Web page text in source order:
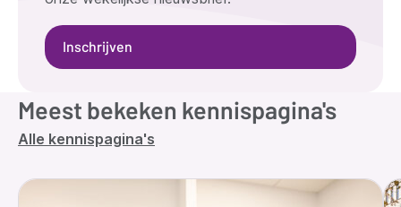
Inschrijven
Meest bekeken kennispagina's
Alle kennispagina's